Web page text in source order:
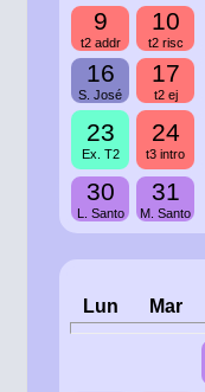
9
t2 addr
10
t2 risc
16
S. José
17
t2 ej
23
Ex. T2
24
t3 intro
30
L. Santo
31
M. Santo
Lun
Mar